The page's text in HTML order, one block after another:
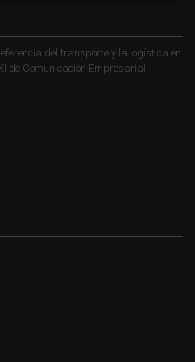
del transporte y la logística en
de Comunicación Empresarial.